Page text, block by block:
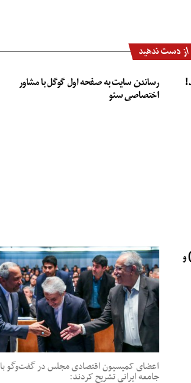
از دست ندهید
رساندن سایت به صفحه اول گوگل با مشاور
اختصاصی سئو
و
اعضای کمیسیون اقتصادی مجلس در گفت‌وگو با
جامعه ایرانی تشریح کردند: